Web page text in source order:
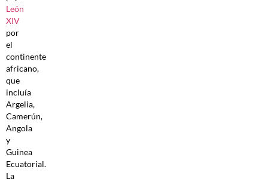
León
XIV
por
el
continente
africano,
que
incluía
Argelia,
Camerún,
Angola
y
Guinea
Ecuatorial.
La